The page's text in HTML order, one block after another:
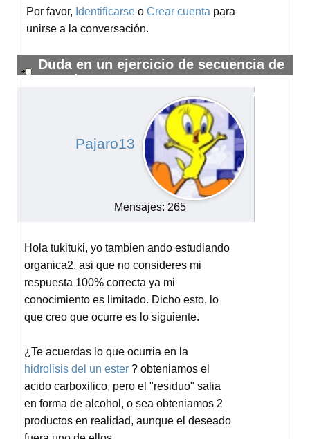
Por favor, Identificarse o Crear cuenta para
unirse a la conversación.
Duda en un ejercicio de secuencia de
reacciones
#14176
Pajaro13
Mensajes: 265
Hola tukituki, yo tambien ando estudiando
organica2, asi que no consideres mi
respuesta 100% correcta ya mi
conocimiento es limitado. Dicho esto, lo
que creo que ocurre es lo siguiente.
¿Te acuerdas lo que ocurria en la
hidrolisis del un ester ? obteniamos el
acido carboxilico, pero el "residuo" salia
en forma de alcohol, o sea obteniamos 2
productos en realidad, aunque el deseado